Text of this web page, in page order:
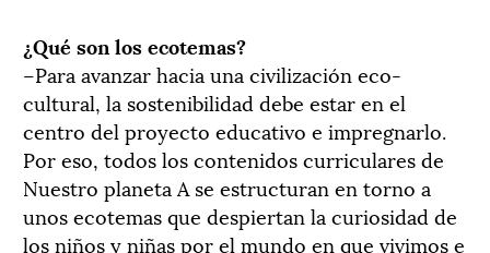
¿Qué son los ecotemas?
–Para avanzar hacia una civilización eco-
cultural, la sostenibilidad debe estar en el
centro del proyecto educativo e impregnarlo.
Por eso, todos los contenidos curriculares de
Nuestro planeta A se estructuran en torno a
unos ecotemas que despiertan la curiosidad de
los niños y niñas por el mundo en que vivimos e